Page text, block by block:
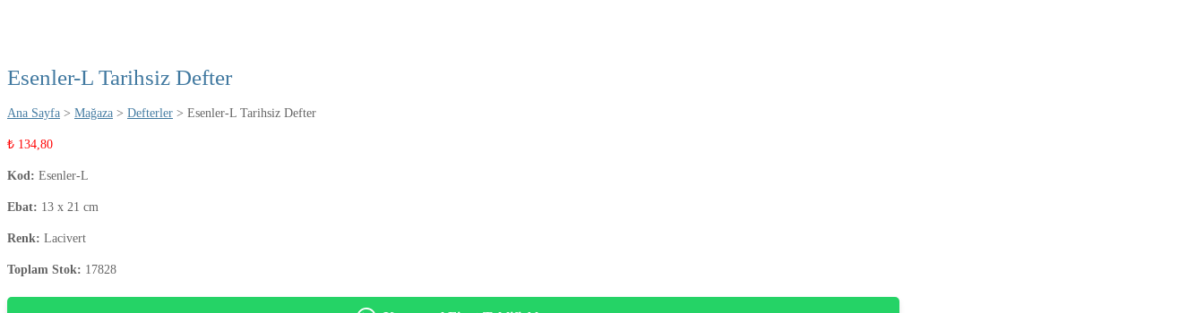
Esenler-L Tarihsiz Defter
Ana Sayfa > Mağaza > Defterler > Esenler-L Tarihsiz Defter
₺ 134,80
Kod: Esenler-L
Ebat: 13 x 21 cm
Renk: Lacivert
Toplam Stok: 17828